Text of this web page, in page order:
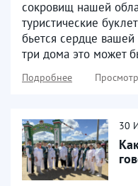
сокровищ нашей
туристические
бьется сердце
три дома это может
Подробнее
30